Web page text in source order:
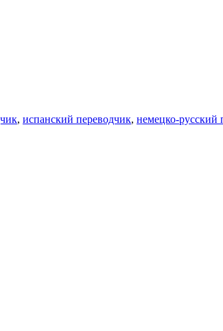
, испанский переводчик, немецко-русский